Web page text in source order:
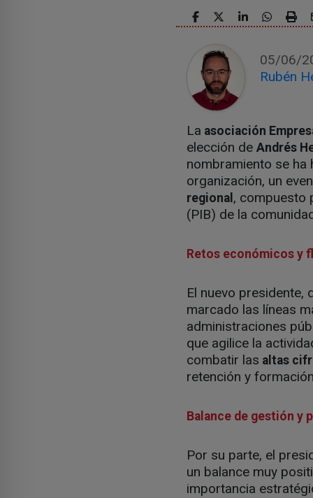
05/06/
Rubén
La asociación
elección de Andrés
nombramiento se ha
organización, un
regional , compuesto
(PIB) de la
Retos económicos y
El nuevo
marcado las líneas
administraciones
que agilice la
combatir las altas
retención y
Balance de gestión y
Por su parte, el
un balance muy
importancia